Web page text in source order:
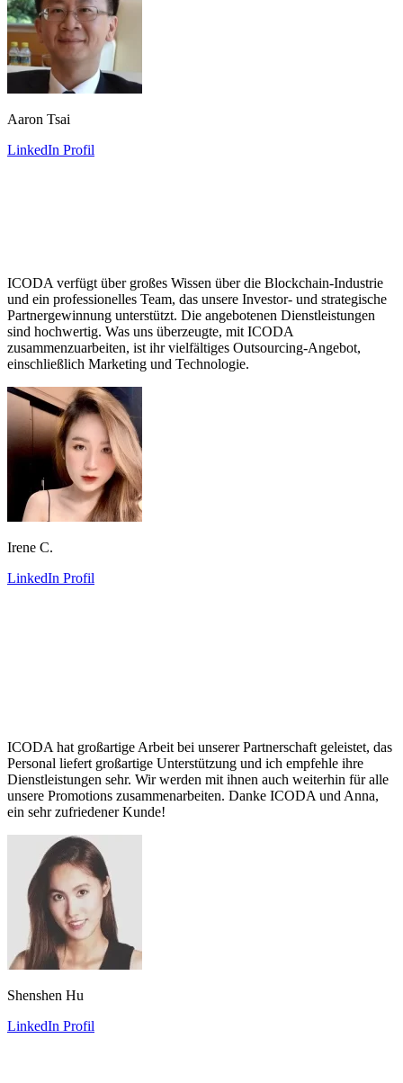
Aaron Tsai
LinkedIn Profil
ICODA verfügt über großes Wissen über die Blockchain-Industrie
und ein professionelles Team, das unsere Investor- und strategische
Partnergewinnung unterstützt. Die angebotenen Dienstleistungen
sind hochwertig. Was uns überzeugte, mit ICODA
zusammenzuarbeiten, ist ihr vielfältiges Outsourcing-Angebot,
einschließlich Marketing und Technologie.
Irene C.
LinkedIn Profil
ICODA hat großartige Arbeit bei unserer Partnerschaft geleistet, das
Personal liefert großartige Unterstützung und ich empfehle ihre
Dienstleistungen sehr. Wir werden mit ihnen auch weiterhin für alle
unsere Promotions zusammenarbeiten. Danke ICODA und Anna,
ein sehr zufriedener Kunde!
Shenshen Hu
LinkedIn Profil